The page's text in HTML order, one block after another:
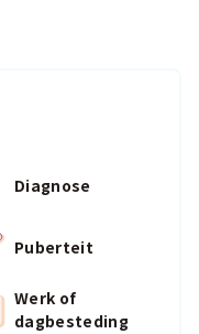
Diagnose
Puberteit
Werk of
dagbesteding